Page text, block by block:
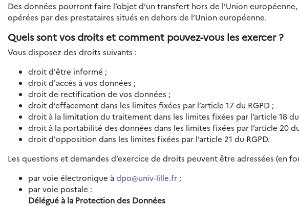
Des données pourront faire l’objet d’un transfert hors de l’Union
opérées par des prestataires situés en dehors de l’Union européenne.
Quels sont vos droits et comment pouvez-vous les exercer ?
Vous disposez des droits suivants :
droit d'être informé ;
droit d'accès à vos données ;
droit de rectification de vos données ;
droit d’effacement dans les limites fixées par l’article 17 du RGPD ;
droit à la limitation du traitement dans les limites fixées par l’article 18 du
droit à la portabilité des données dans les limites fixées par l’article 20
droit d'opposition dans les limites fixées par l’article 21 du RGPD.
Les questions et demandes d’exercice de droits peuvent être adressées (en
par voie électronique àdpo@univ-lille.fr ;
par voie postale :
Délégué à la Protection des Données